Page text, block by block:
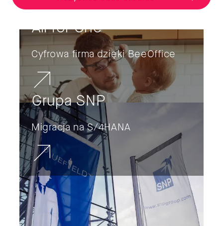
All for One
Cyfrowa firma dzięki BeeOffice
Grupa SNP
Migracja na S/4HANA